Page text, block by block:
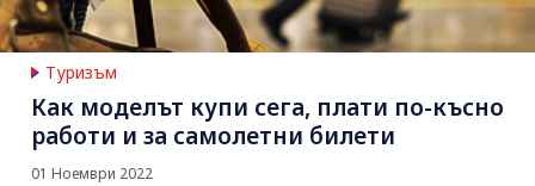
Туризъм
Как моделът купи сега, плати по-късно
работи и за самолетни билети
01 Ноември 2022